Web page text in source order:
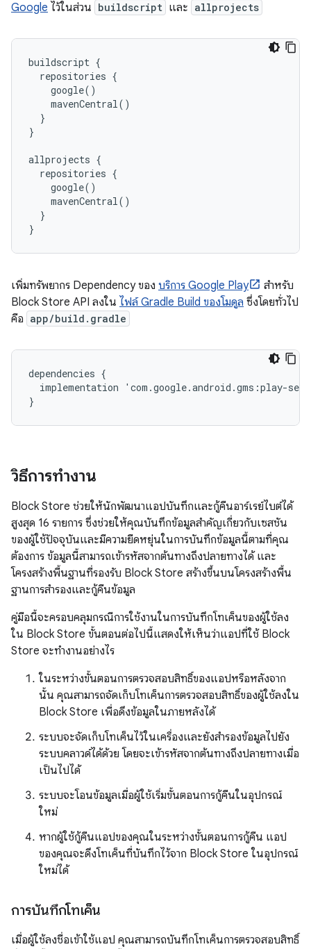
Google ไว้ในส่วน buildscript และ allprojects
buildscript {
  repositories {
    google()
    mavenCentral()
  }
}
allprojects {
  repositories {
    google()
    mavenCentral()
  }
เพิ่มทรัพยากร Dependency ของ บริการ Google Play
สำหรับ
Block Store API ลงใน ไฟล์ Gradle Build ของโมดูล ซึ่งโดยทั่วไป
คือ app/build.gradle
dependencies {
implementation
' com .google.android .gms :play-
}
วิธีการทำงาน
Block Store ช่วยให้นักพัฒนาแอปบันทึกและกู้คืนอาร์เรย์ไบต์ได้
สูงสุด 16 รายการ ซึ่งช่วยให้คุณบันทึกข้อมูลสำคัญเกี่ยวกับเซสชัน
ของผู้ใช้ปัจจุบันและมีความยืดหยุ่นในการบันทึกข้อมูลนี้ตามที่คุณ
ต้องการ ข้อมูลนี้สามารถเข้ารหัสจากต้นทางถึงปลายทางได้ และ
โครงสร้างพื้นฐานที่รองรับ Block Store สร้างขึ้นบนโครงสร้างพื้น
ฐานการสำรองและกู้คืนข้อมูล
คู่มือนี้จะครอบคลุมกรณีการใช้งานในการบันทึกโทเค็นของผู้ใช้ลง
ใน Block Store ขั้นตอนต่อไปนี้แสดงให้เห็นว่าแอปที่ใช้ Block
Store จะทำงานอย่างไร
ในระหว่างขั้นตอนการตรวจสอบสิทธิ์ของแอปหรือหลังจาก
นั้น คุณสามารถจัดเก็บโทเค็นการตรวจสอบสิทธิ์ของผู้ใช้ลงใน
Block Store เพื่อดึงข้อมูลในภายหลังได้
ระบบจะจัดเก็บโทเค็นไว้ในเครื่องและยังสำรองข้อมูลไปยัง
ระบบคลาวด์ได้ด้วย โดยจะเข้ารหัสจากต้นทางถึงปลายทางเมื่อ
เป็นไปได้
ระบบจะโอนข้อมูลเมื่อผู้ใช้เริ่มขั้นตอนการกู้คืนในอุปกรณ์
ใหม่
หากผู้ใช้กู้คืนแอปของคุณในระหว่างขั้นตอนการกู้คืน แอป
ของคุณจะดึงโทเค็นที่บันทึกไว้จาก Block Store ในอุปกรณ์
ใหม่ได้
การบันทึกโทเค็น
เมื่อผู้ใช้ลงชื่อเข้าใช้แอป คุณสามารถบันทึกโทเค็นการตรวจสอบสิทธิ์